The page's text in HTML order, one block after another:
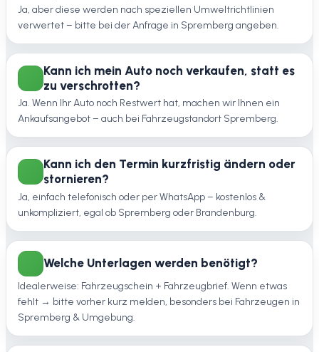
Ja, aber diese werden nach speziellen Umweltrichtlinien
verwertet – bitte bei der Anfrage in Spremberg angeben.
Kann ich mein Auto noch verkaufen, statt es
zu verschrotten?
Ja. Wenn Ihr Auto noch Restwert hat, machen wir Ihnen ein
Ankaufsangebot – auch bei Fahrzeugstandort Spremberg.
Kann ich den Termin kurzfristig ändern oder
stornieren?
Ja, einfach telefonisch oder per WhatsApp – kostenlos &
unkompliziert, egal ob Spremberg oder Brandenburg.
Welche Unterlagen werden benötigt?
Idealerweise: Fahrzeugschein + Fahrzeugbrief. Wenn etwas
fehlt → bitte vorher kurz melden, besonders bei Fahrzeugen in
Spremberg & Umgebung.